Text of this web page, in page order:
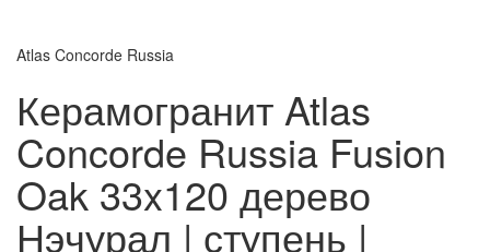
Atlas Concorde Russia
Керамогранит Atlas
Concorde Russia Fusion
Oak 33x120 дерево
Нэчурал | ступень |